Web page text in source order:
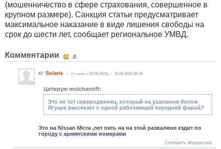
(мошенничество в сфере страхования, совершенное в
крупном размере). Санкция статьи предусматривает
максимальное наказание в виде лишения свободы на
срок до шести лет, сообщает региональное УМВД.
Комментарии
#2 Solaris (c нами с 08.06.2023) 30.06.2026 08:40
Цитирую molchanoff:
Это не тот северодвинец, который на ушатаном белом
Ягуаре рассекает с одной работающей передней фарой?
Это на Nissan Micra ,лет пять на на этой развалюхе ездит по
городу с армянскими номерами
Сообщить модератору